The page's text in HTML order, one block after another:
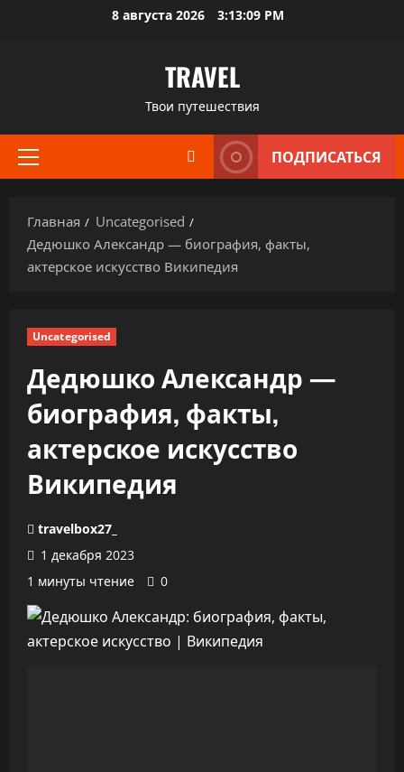
8 августа 2026 3:13:10 PM
TRAVEL
Твои путешествия
Основное
ПОДПИСАТЬСЯ
Главная
Uncategorised
Дедюшко Александр — биография, факты,
актерское искусство Википедия
Uncategorised
Дедюшко Александр —
биография, факты,
актерское искусство
Википедия
travelbox27_
1 декабря 2023
1 минуты чтение
0